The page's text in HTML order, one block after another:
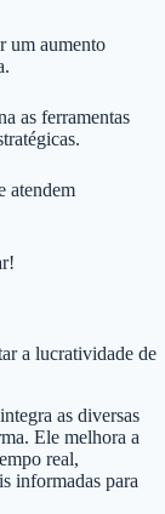
um aumento
as ferramentas
atendem
a lucratividade de
as diversas
Ele melhora a
real,
informadas para